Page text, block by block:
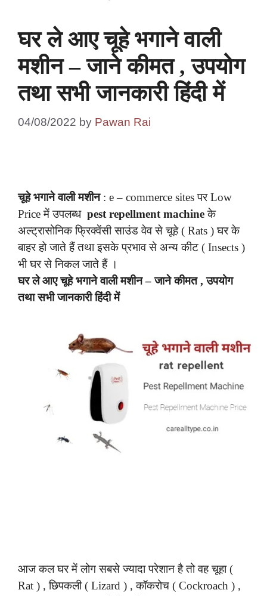
घर ले आए चूहे भगाने वाली
मशीन – जाने कीमत , उपयोग
तथा सभी जानकारी हिंदी में
04/08/2022 by Pawan Rai
चूहे भगाने वाली मशीन: e – commerce sites पर Low
Price में उपलब्ध pest repellment machineके
अल्ट्रासोनिक फ्रिक्वेंसी साउंड वेव से चूहे ( Rats ) घर के
बाहर हो जाते हैं तथा इसके प्रभाव से अन्य कीट ( Insects )
भी घर से निकल जाते हैं ।
घर ले आए चूहे भगाने वाली मशीन – जाने कीमत , उपयोग
तथा सभी जानकारी हिंदी में
आज कल घर में लोग सबसे ज्यादा परेशान है तो वह चूहा (
Rat ) , छिपकली ( Lizard ) , कॉकरोच ( Cockroach ) ,